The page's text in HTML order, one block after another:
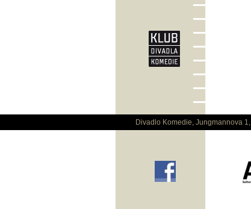
Divadlo Komedie, Jungmannova